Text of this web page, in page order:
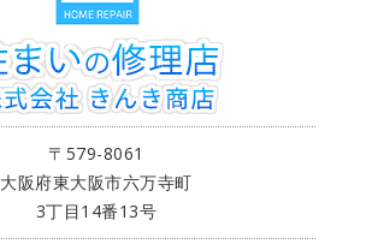
〒579-8061
大阪府東大阪市六万寺町
3丁目14番13号